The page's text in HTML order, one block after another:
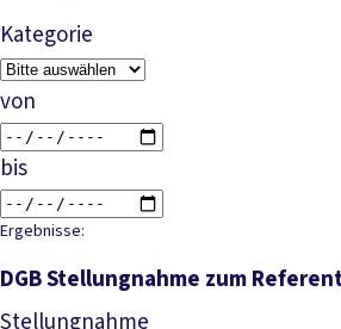
Kategorie
von
bis
Ergebnisse:
DGB Stellungnahme zum
Stellungnahme